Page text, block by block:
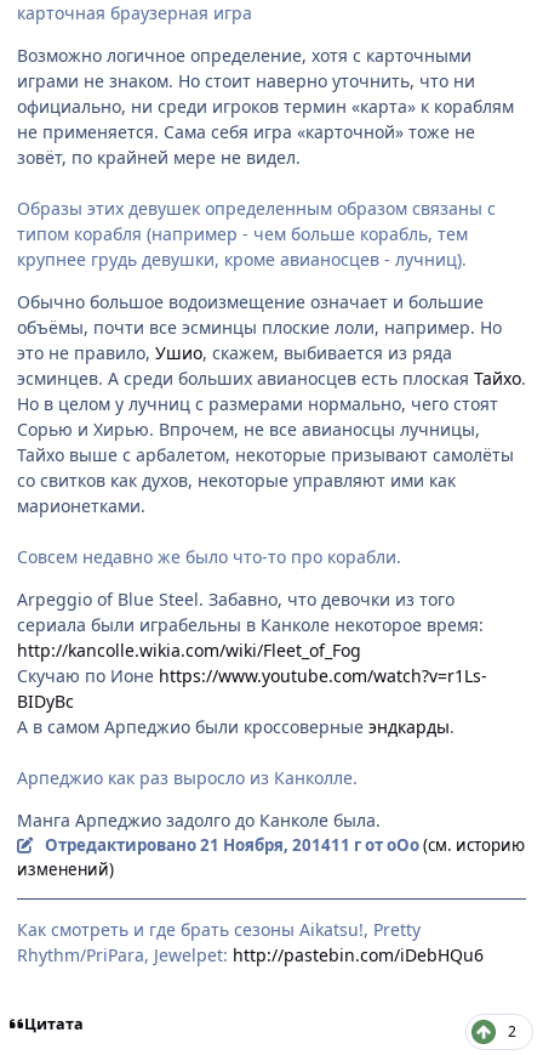
карточная браузерная игра
Возможно логичное определение, хотя с карточными
играми не знаком. Но стоит наверно уточнить, что ни
официально, ни среди игроков термин «карта» к кораблям
не применяется. Сама себя игра «карточной» тоже не
зовёт, по крайней мере не видел.
Образы этих девушек определенным образом связаны с
типом корабля (например - чем больше корабль, тем
крупнее грудь девушки, кроме авианосцев - лучниц).
Обычно большое водоизмещение означает и большие
объёмы, почти все эсминцы плоские лоли, например. Но
это не правило, Ушио, скажем, выбивается из ряда
эсминцев. А среди больших авианосцев есть плоская Тайхо.
Но в целом у лучниц с размерами нормально, чего стоят
Сорью и Хирью. Впрочем, не все авианосцы лучницы,
Тайхо выше с арбалетом, некоторые призывают самолёты
со свитков как духов, некоторые управляют ими как
марионетками.
Совсем недавно же было что-то про корабли.
Arpeggio of Blue Steel. Забавно, что девочки из того
сериала были играбельны в Канколе некоторое время:
http://kancolle.wikia.com/wiki/Fleet_of_Fog
Скучаю по Ионе https://www.youtube.com/watch?v=r1Ls-
BIDyBc
А в самом Арпеджио были кроссоверные эндкарды.
Арпеджио как раз выросло из Канколле.
Манга Арпеджио задолго до Канколе была.
Отредактировано21 Ноября, 201411 гот оОо(см. историю
изменений)
Как смотреть и где брать сезоны Aikatsu!, Pretty
Rhythm/PriPara, Jewelpet: http://pastebin.com/iDebHQu6
Цитата 2